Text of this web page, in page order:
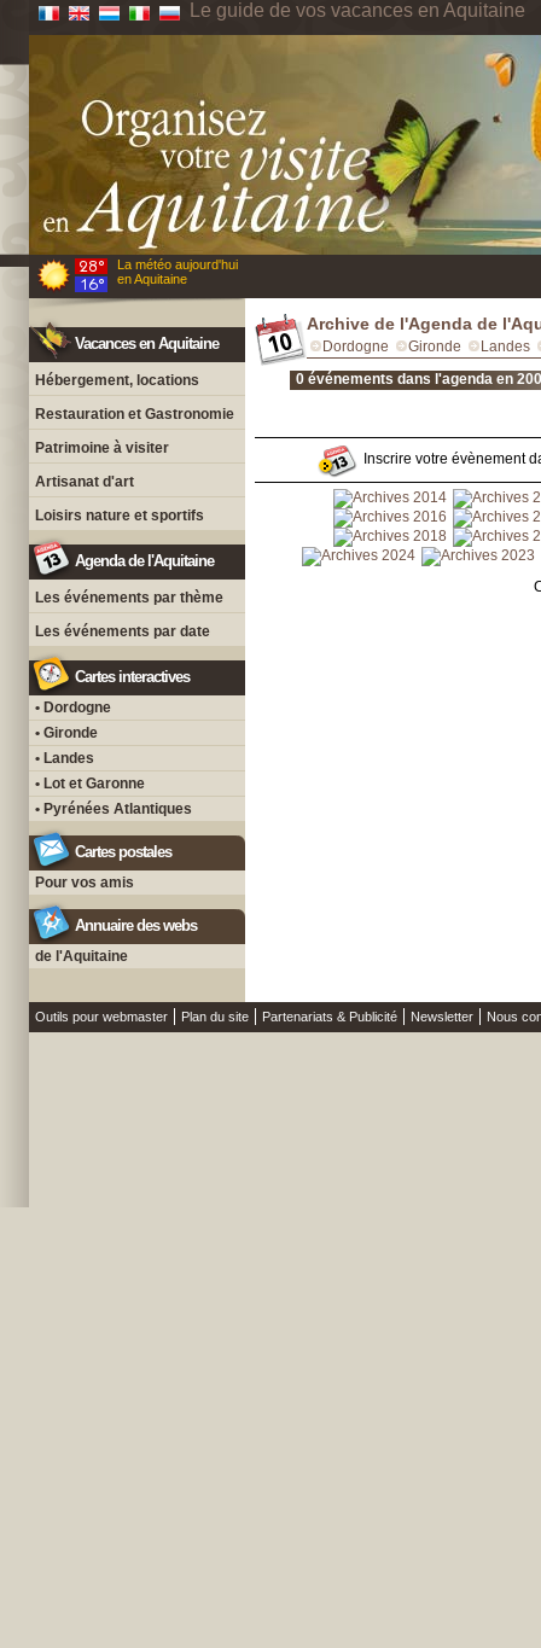
Le guide de vos vacances en Aquitaine
La météo aujourd'hui
en Aquitaine
Vacances en Aquitaine
Hébergement, locations
Restauration et Gastronomie
Patrimoine à visiter
Artisanat d'art
Loisirs nature et sportifs
Agenda de l'Aquitaine
Les événements par thème
Les événements par date
Cartes interactives
• Dordogne
• Gironde
• Landes
• Lot et Garonne
• Pyrénées Atlantiques
Cartes postales
Pour vos amis
Annuaire des webs
de l'Aquitaine
Archive de l'Agenda de
Dordogne Gironde
Landes
0 événements dans l'agenda en
Inscrire votre évènement
Outils pour webmaster Plan du site Partenariats & Publicité Newsletter Nous